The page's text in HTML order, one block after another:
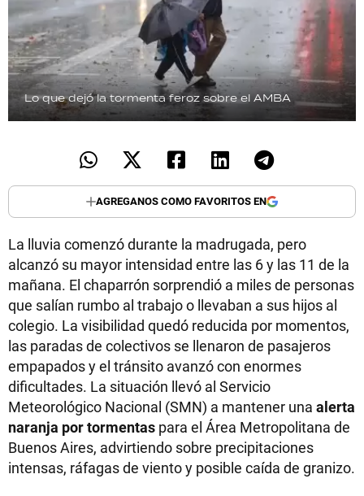
Lo que dejó la tormenta feroz sobre el AMBA
AGREGANOS COMO FAVORITOS EN
La lluvia comenzó durante la madrugada, pero
alcanzó su mayor intensidad entre las 6 y las 11 de la
mañana. El chaparrón sorprendió a miles de personas
que salían rumbo al trabajo o llevaban a sus hijos al
colegio. La visibilidad quedó reducida por momentos,
las paradas de colectivos se llenaron de pasajeros
empapados y el tránsito avanzó con enormes
dificultades. La situación llevó al Servicio
Meteorológico Nacional (SMN) a mantener una alerta
naranja por tormentas para el Área Metropolitana de
Buenos Aires, advirtiendo sobre precipitaciones
intensas, ráfagas de viento y posible caída de granizo.